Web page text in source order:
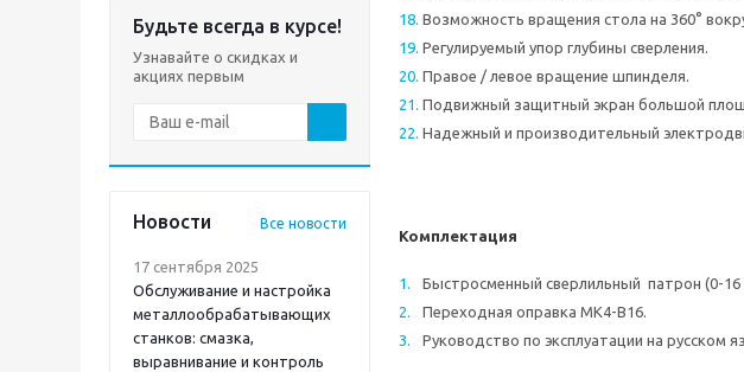
Будьте всегда в курсе!
Узнавайте о скидках и
акциях первым
Новости Все новости
17 сентября 2025
Обслуживание и настройка
металлообрабатывающих
станков: смазка,
выравнивание и контроль
Возможность вращения стола на 360°
Регулируемый упор глубины сверления.
Правое / левое вращение шпинделя.
Подвижный защитный экран большой
Надежный и производительный
Комплектация
Быстросменный сверлильный патрон (0-16
Переходная оправка МК4-В16.
Руководство по эксплуатации на русском